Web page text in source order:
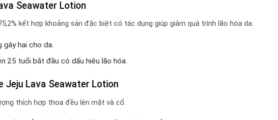
Seawater Lotion
kết hợp khoảng sản đặc biệt có tác dụng giúp giảm quá trình lão hóa da.
gây hại cho da.
25 tuổi bắt đầu có dấu hiệu lão hóa.
Jeju Lava Seawater Lotion
thích hợp thoa đều lên mặt và cổ.